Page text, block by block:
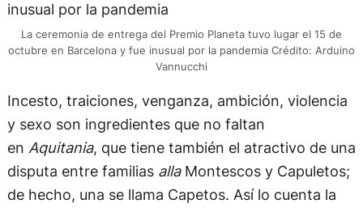
La ceremonia de entrega del Premio Planeta tuvo lugar el 15 de
octubre en Barcelona y fue inusual por la pandemia Crédito: Arduino
Vannucchi
Incesto, traiciones, venganza, ambición, violencia
y sexo son ingredientes que no faltan
en Aquitania, que tiene también el atractivo de una
disputa entre familias allaMontescos y Capuletos;
de hecho, una se llama Capetos. Así lo cuenta la